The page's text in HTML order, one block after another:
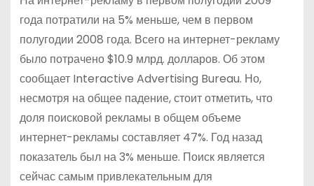
года потратили на 5% меньше, чем в первом
полугодии 2008 года. Всего на интернет-рекламу
было потрачено $10.9 млрд. долларов. Об этом
сообщает Interactive Advertising Bureau. Но,
несмотря на общее падение, стоит отметить, что
доля поисковой рекламы в общем объеме
интернет-рекламы составляет 47%. Год назад
показатель был на 3% меньше. Поиск является
сейчас самым привлекательным для